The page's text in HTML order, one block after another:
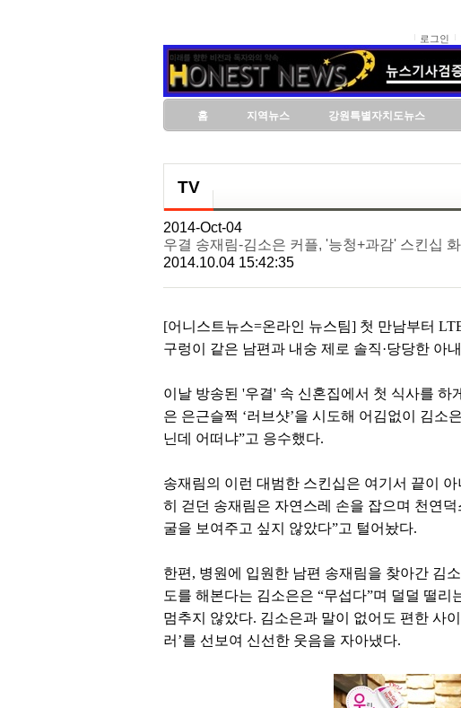
로그인
홈 지역뉴스 강원특별자치도뉴스
TV
2014-Oct-04
우결 송재림-김소은 커플, '능청+과감' 스킨십 화
2014.10.04 15:42:35
[어니스트뉴스=온라인 뉴스팀] 첫 만남부터
구렁이 같은 남편과 내숭 제로 솔직·당당한 아
이날 방송된 '우결' 속 신혼집에서 첫 식사를 하
은 은근슬쩍 ‘러브샷’을 시도해 어김없이 김
닌데 어떠냐”고 응수했다.
송재림의 이런 대범한 스킨십은 여기서 끝이
히 걷던 송재림은 자연스레 손을 잡으며 천연
굴을 보여주고 싶지 않았다”고 털어놨다.
한편, 병원에 입원한 남편 송재림을 찾아간 김
도를 해본다는 김소은은 “무섭다”며 덜덜 떨
멈추지 않았다. 김소은과 말이 없어도 편한 사
러’를 선보여 신선한 웃음을 자아냈다.